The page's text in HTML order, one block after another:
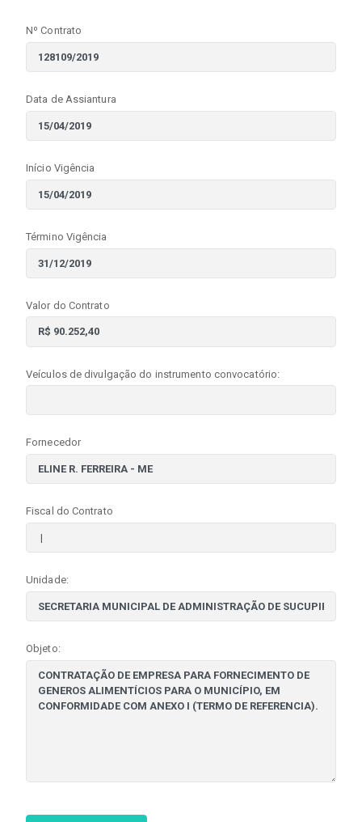
Nº Contrato
Data de Assiantura
Início Vigência
Término Vigência
Valor do Contrato
Veículos de divulgação do instrumento convocatório:
Fornecedor
Fiscal do Contrato
Unidade:
Objeto: